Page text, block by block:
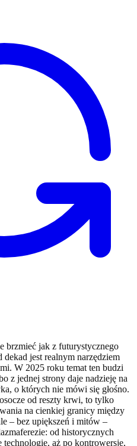
brzmieć jak z futurystycznego
jest realnym narzędziem
W 2025 roku temat ten budzi
z jednej strony daje nadzieję na
o których nie mówi się głośno.
od reszty krwi, to tylko
na cienkiej granicy między
– bez upiększeń i mitów –
od historycznych
technologie, aż po kontrowersje,